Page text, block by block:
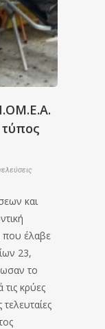
και
που έλαβε
23,
το
κρύες